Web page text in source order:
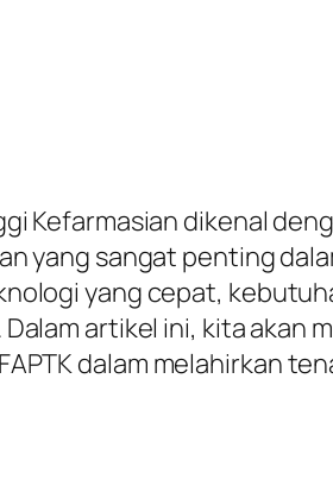
Kefarmasian dikenal
yang sangat penting
yang cepat,
artikel ini, kita akan
dalam melahirkan